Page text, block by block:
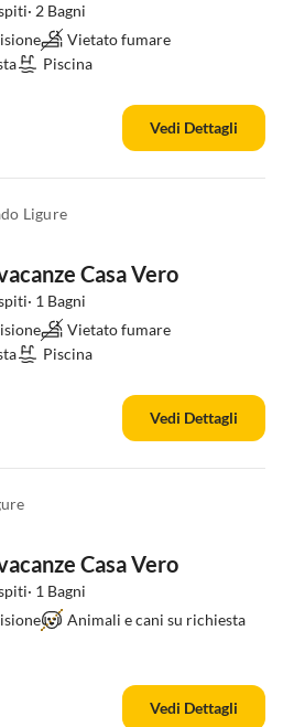
2 Bagni
Vietato fumare
Piscina
Vedi Dettagli
Ligure
Casa Vero
1 Bagni
Vietato fumare
Piscina
Vedi Dettagli
Casa Vero
1 Bagni
Animali e cani su richiesta
Vedi Dettagli